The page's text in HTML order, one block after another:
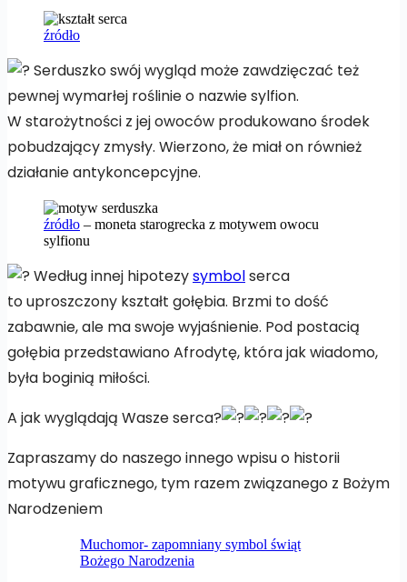
źródło
Serduszko swój wygląd może zawdzięczać też
pewnej wymarłej roślinie o nazwie sylfion.
W starożytności z jej owoców produkowano środek
pobudzający zmysły. Wierzono, że miał on również
działanie antykoncepcyjne.
źródło – moneta starogrecka z motywem owocu
sylfionu
Według innej hipotezysymbolserca
to uproszczony kształt gołębia. Brzmi to dość
zabawnie, ale ma swoje wyjaśnienie. Pod postacią
gołębia przedstawiano Afrodytę, która jak wiadomo,
była boginią miłości.
A jak wyglądają Wasze serca?
Zapraszamy do naszego innego wpisu o historii
motywu graficznego, tym razem związanego z Bożym
Narodzeniem
Muchomor- zapomniany symbol świąt
Bożego Narodzenia